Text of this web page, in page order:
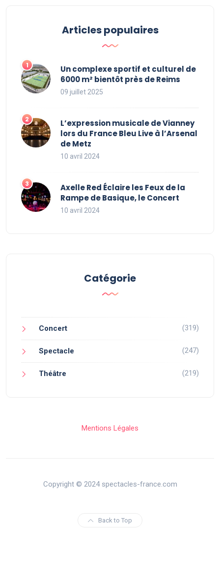
Articles populaires
Un complexe sportif et culturel de
6000 m² bientôt près de Reims
09 juillet 2025
L’expression musicale de Vianney
lors du France Bleu Live à l’Arsenal
de Metz
10 avril 2024
Axelle Red Éclaire les Feux de la
Rampe de Basique, le Concert
10 avril 2024
Catégorie
Concert (319)
Spectacle (247)
Théâtre (219)
Mentions Légales
Copyright © 2024 spectacles-france.com
Back to Top